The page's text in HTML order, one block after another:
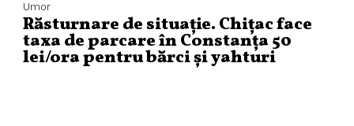
Umor
Răsturnare de situație. Chițac face
taxa de parcare în Constanța 50
lei/ora pentru bărci și yahturi